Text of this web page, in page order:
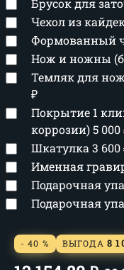
Брусок для
Чехол из
Формованный
Нож и ножны
Темляк для
₽
Покрытие 1
коррозии)5 000
Шкатулка 3 600
Именная
Подарочная
Подарочная
- 40 % ВЫГОДА 8